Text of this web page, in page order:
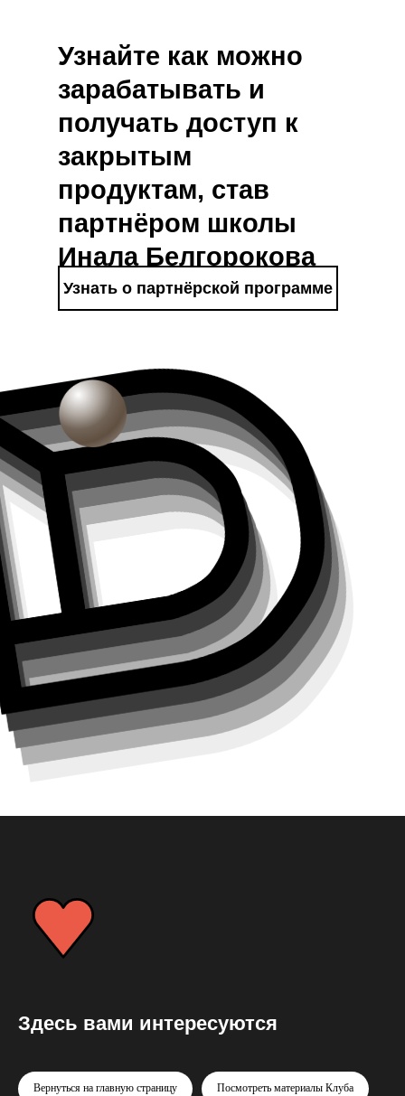
Узнайте как можно
зарабатывать и
получать доступ к
закрытым
продуктам, став
партнёром школы
Инала Белгорокова
Узнать о партнёрской программе
Здесь вами интересуются
Вернуться на главную страницу Посмотреть материалы Клуба